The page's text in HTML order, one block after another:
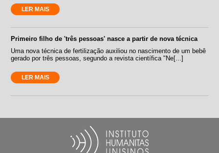
LER MAIS
Primeiro filho de 'três pessoas' nasce a partir de nova técnica
Uma nova técnica de fertilização auxiliou no nascimento de um bebê
gerado por três pessoas, segundo a revista científica "Ne[...]
LER MAIS